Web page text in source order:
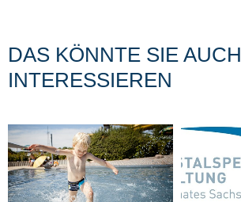
DAS KÖNNTE SIE AUCH
INTERESSIEREN